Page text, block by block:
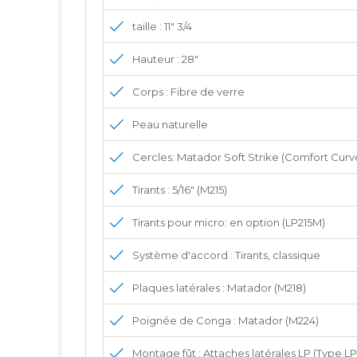
taille : 11" 3/4
Hauteur : 28"
Corps : Fibre de verre
Peau naturelle
Cercles: Matador Soft Strike (Comfort
Tirants : 5/16" (M215)
Tirants pour micro: en option (LP215M)
Système d'accord : Tirants, classique
Plaques latérales : Matador (M218)
Poignée de Conga : Matador (M224)
Montage fût : Attaches latérales LP (Type